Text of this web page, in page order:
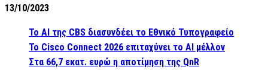
13/10/2023
Το AI της CBS διασυνδέει το Εθνικό Τυπογραφείο
Το Cisco Connect 2026 επιταχύνει το AI μέλλον
Στα 66,7 εκατ. ευρώ η αποτίμηση της QnR